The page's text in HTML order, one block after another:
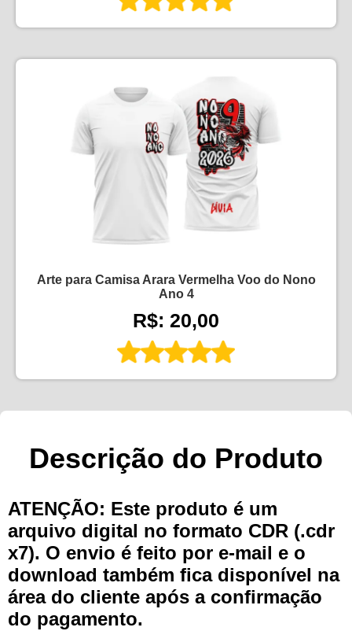
Arte para Camisa Arara Vermelha Voo do Nono
Ano 4
R$: 20,00
Descrição do Produto
ATENÇÃO: Este produto é um
arquivo digital no formato CDR (.cdr
x7). O envio é feito por e-mail e o
download também fica disponível na
área do cliente após a confirmação
do pagamento.